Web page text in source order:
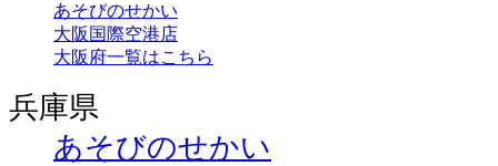
あそびのせかい
大阪国際空港店
大阪府一覧はこちら
兵庫県
あそびのせかい